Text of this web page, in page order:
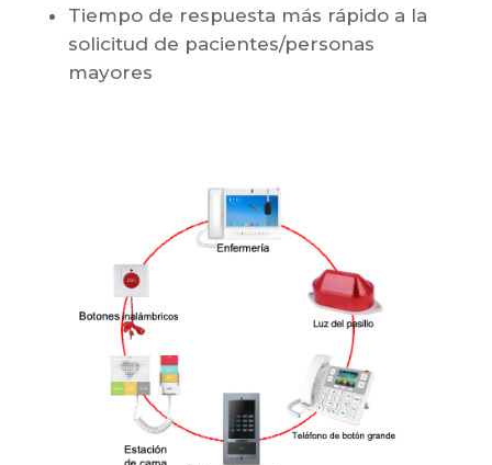
Tiempo de respuesta más rápido a la
solicitud de pacientes/personas
mayores